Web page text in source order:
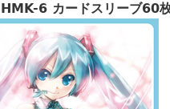
6 カードスリーブ60枚